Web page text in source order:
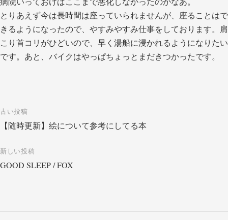
とりあえず今は長時間は座っていられませんが、座ることはで
きるようになったので、やすみやすみ仕事をしております。肩
こり首コリがひどいので、早く湯船に浸かれるようになりたい
です。あと、バイクはやっぱちょっとまだきつかったです。
投
稿
ナ
ビ
古い投稿
【随時更新】絵について参考にしてる本
新しい投稿
GOOD SLEEP / FOX